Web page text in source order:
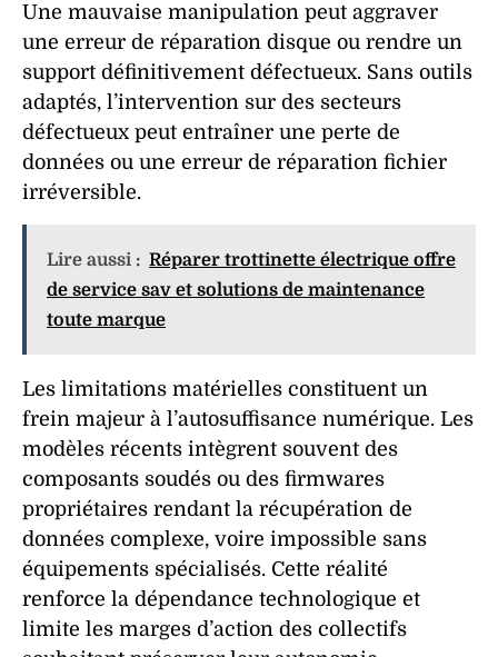
Une mauvaise manipulation peut aggraver
une erreur de réparation disque ou rendre un
support définitivement défectueux. Sans outils
adaptés, l’intervention sur des secteurs
défectueux peut entraîner une perte de
données ou une erreur de réparation fichier
irréversible.
Lire aussi : Réparer trottinette électrique offre
de service sav et solutions de maintenance
toute marque
Les limitations matérielles constituent un
frein majeur à l’autosuffisance numérique. Les
modèles récents intègrent souvent des
composants soudés ou des firmwares
propriétaires rendant la récupération de
données complexe, voire impossible sans
équipements spécialisés. Cette réalité
renforce la dépendance technologique et
limite les marges d’action des collectifs